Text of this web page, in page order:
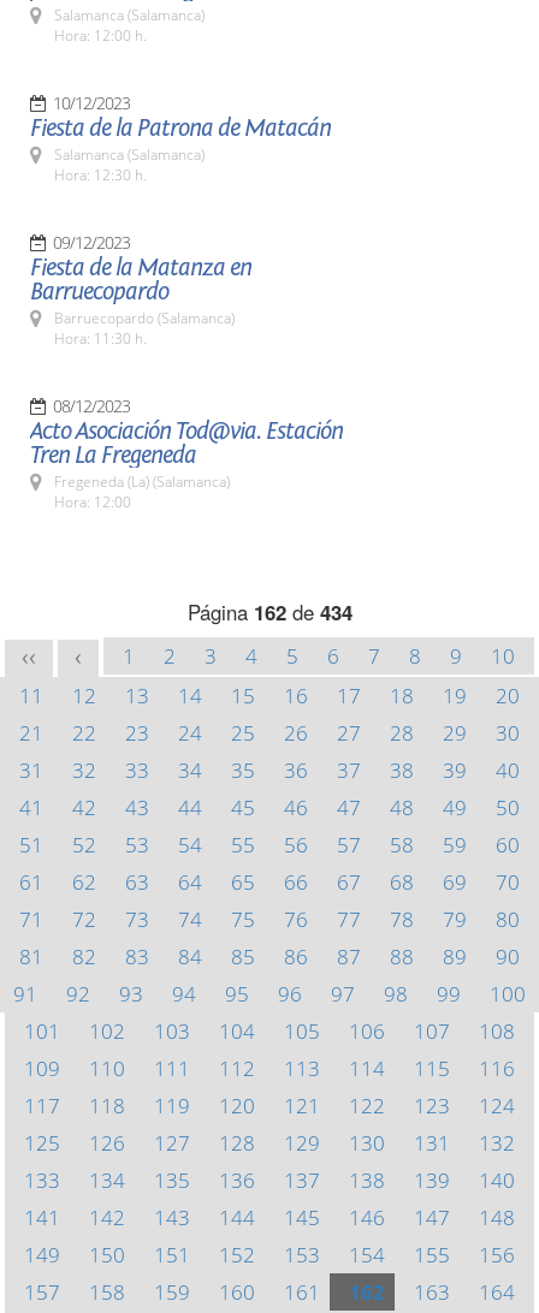
Salamanca (Salamanca)
Hora: 12:00 h.
10/12/2023
Fiesta de la Patrona de Matacán
Salamanca (Salamanca)
Hora: 12:30 h.
09/12/2023
Fiesta de la Matanza en
Barruecopardo
Barruecopardo (Salamanca)
Hora: 11:30 h.
08/12/2023
Acto Asociación Tod@via. Estación
Tren La Fregeneda
Fregeneda (La) (Salamanca)
Hora: 12:00
Página 162de 434
<< < 1 2 3 4 5 6 7 8 9
10
11
12 13 14 15 16 17 18 19
20
21
22 23 24 25 26 27 28 29
30
31
32 33 34 35 36 37 38 39
40
41
42 43 44 45 46 47 48 49
50
51
52 53 54 55 56 57 58 59
60
61
62 63 64 65 66 67 68 69
70
71
72 73 74 75 76 77 78 79
80
81
82 83 84 85 86 87 88 89
90
91
92 93 94 95 96 97 98 99
100
101
102 103 104 105 106 107
108
109
110 111 112 113 114 115
116
117
118 119 120 121 122 123
124
125
126 127 128 129 130 131
132
133
134 135 136 137 138 139
140
141
142 143 144 145 146 147
148
149
150 151 152 153 154 155
156
157
158 159 160 161 162 163
164